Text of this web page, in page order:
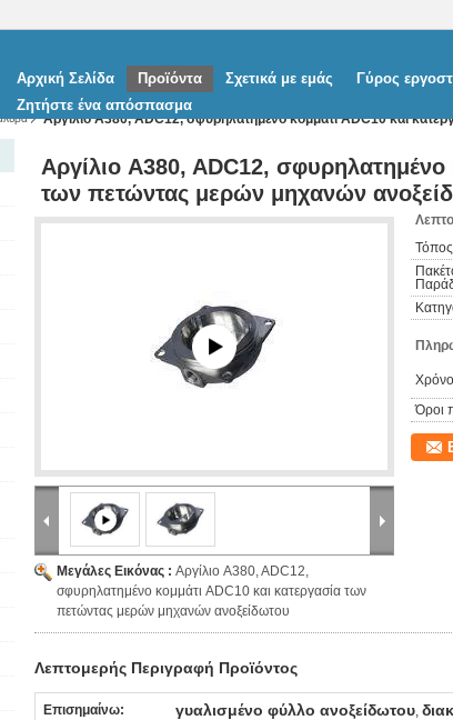
Αρχική Σελίδα Προϊόντα Σχετικά με εμάς Γύρος
Ζητήστε ένα απόσπασμα
Αργίλιο A380, ADC12, σφυρηλατημένο κομμάτι ADC10 και
Αργίλιο A380, ADC12, σφυρηλατημένο
των πετώντας μερών μηχανών
Μεγάλες Εικόνας : Αργίλιο A380, ADC12,
σφυρηλατημένο κομμάτι ADC10 και κατεργασία των
πετώντας μερών μηχανών ανοξείδωτου
Όροι
Λεπτομερής Περιγραφή Προϊόντος
Επισημαίνω: γυαλισμένο φύλλο ανοξείδωτου,